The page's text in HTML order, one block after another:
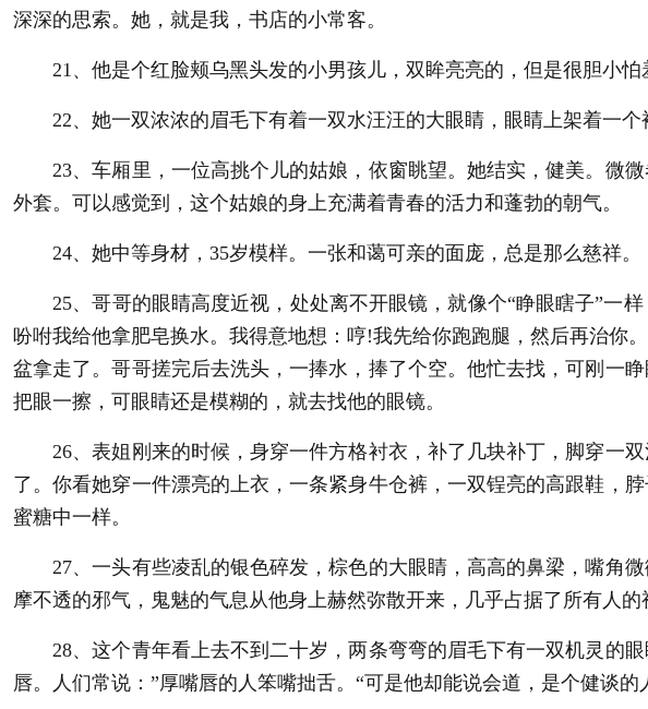
深深的思索。她，就是我，书店的小常客。
21、他是个红脸颊乌黑头发的小男孩儿，双眸亮亮的，但是很胆小怕
22、她一双浓浓的眉毛下有着一双水汪汪的大眼睛，眼睛上架着一个
23、车厢里，一位高挑个儿的姑娘，依窗眺望。她结实，健美。微微
外套。可以感觉到，这个姑娘的身上充满着青春的活力和蓬勃的朝气。
24、她中等身材，35岁模样。一张和蔼可亲的面庞，总是那么慈祥。
25、哥哥的眼睛高度近视，处处离不开眼镜，就像个“睁眼瞎子”一
吩咐我给他拿肥皂换水。我得意地想：哼!我先给你跑跑腿，然后再治你
盆拿走了。哥哥搓完后去洗头，一捧水，捧了个空。他忙去找，可刚一
把眼一擦，可眼睛还是模糊的，就去找他的眼镜。
26、表姐刚来的时候，身穿一件方格衬衣，补了几块补丁，脚穿一双
了。你看她穿一件漂亮的上衣，一条紧身牛仓裤，一双锃亮的高跟鞋，
蜜糖中一样。
27、一头有些凌乱的银色碎发，棕色的大眼睛，高高的鼻梁，嘴角微
摩不透的邪气，鬼魅的气息从他身上赫然弥散开来，几乎占据了所有人
28、这个青年看上去不到二十岁，两条弯弯的眉毛下有一双机灵的眼
唇。人们常说：”厚嘴唇的人笨嘴拙舌。“可是他却能说会道，是个健谈的